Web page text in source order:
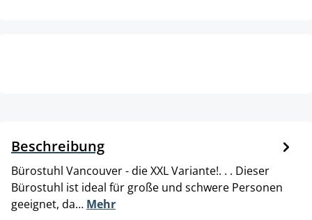
Beschreibung
Bürostuhl Vancouver - die XXL Variante!. . . Dieser
Bürostuhl ist ideal für große und schwere Personen
geeignet, da… Mehr